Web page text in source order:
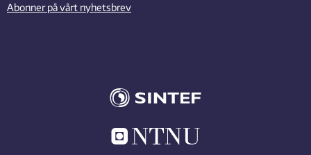
Abonner på vårt nyhetsbrev